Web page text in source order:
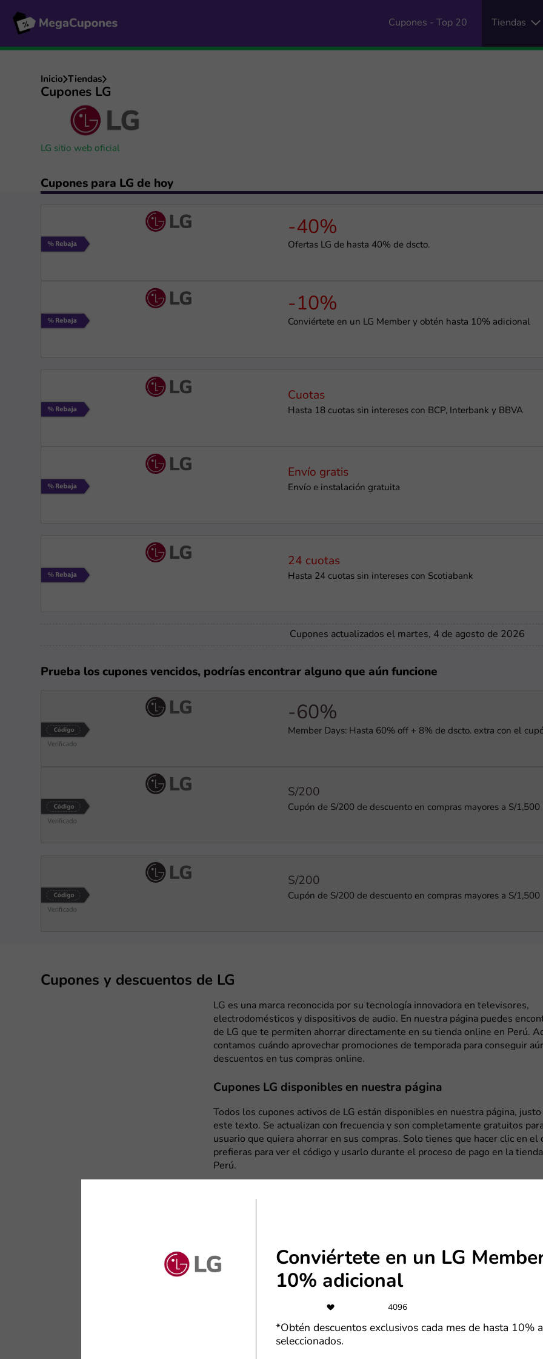
Cupones - Top 20 Tiendas
Inicio Tiendas
Cupones LG
LG sitio web oficial
Cupones para LG de hoy
-40%
Ofertas LG de hasta 40% de dscto.
-10%
Conviértete en un LG Member y obtén hasta 10% adicional
Cuotas
Hasta 18 cuotas sin intereses con BCP, Interbank y BBVA
Envío gratis
Envío e instalación ​gratuita
24 cuotas
Hasta 24 cuotas sin intereses con Scotiabank
Cupones actualizados el martes, 4 de agosto de 2026
Prueba los cupones vencidos, podrías encontrar alguno que aún funcione
-60%
Member Days: Hasta 60% off + 8% de dscto. extra con el
S/200
Cupón de S/200 de descuento en compras mayores a S/1,500
S/200
Cupón de S/200 de descuento en compras mayores a S/1,500
Cupones y descuentos de LG
LG es una marca reconocida por su tecnología innovadora en televisores,
electrodomésticos y dispositivos de audio. En nuestra página puedes
de LG que te permiten ahorrar directamente en su tienda online en Perú.
contamos cuándo aprovechar promociones de temporada para conseguir
descuentos en tus compras online.
Cupones LG disponibles en nuestra página
Todos los cupones activos de LG están disponibles en nuestra página,
este texto. Se actualizan con frecuencia y son completamente gratuitos
usuario que quiera ahorrar en sus compras. Solo tienes que hacer clic en el
prefieras para ver el código y usarlo durante el proceso de pago en la
Perú.
Descuentos y beneficios para miembros LG
un cupón de bienvenida para tu primera compra. Además, obtendrás
mensuales de hasta 10% en productos seleccionados, envío gratuito en
Conviértete en un LG
10% adicional
4096
*Obtén descuentos exclusivos cada mes de hasta 10%
seleccionados.